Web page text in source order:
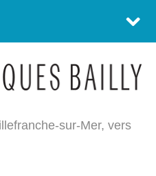
sur-Mer, vers